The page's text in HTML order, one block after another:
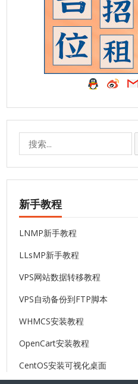
新手教程
LNMP新手教程
LLsMP新手教程
VPS网站数据转移教程
VPS自动备份到FTP脚本
WHMCS安装教程
OpenCart安装教程
CentOS安装可视化桌面